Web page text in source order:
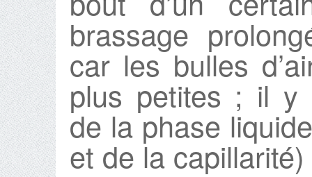
brassage
car les bulles
plus petites ; il y
de la phase
et de la